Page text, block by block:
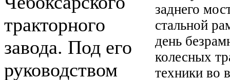
тракторного
завода. Под его
руководством
заднего
стальной
день
колесных
техники во